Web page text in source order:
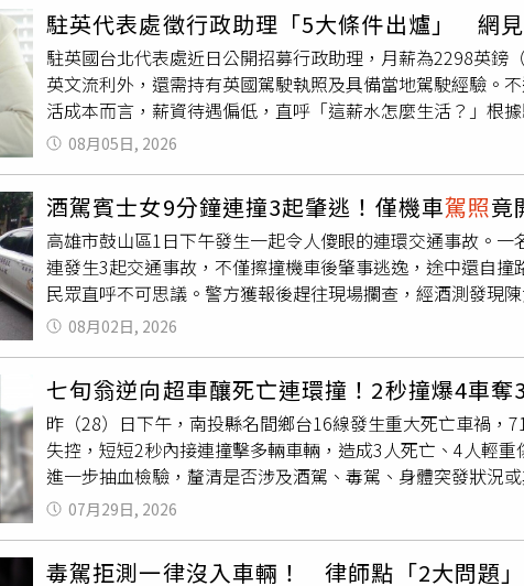
亡。警方依法對李男實施酒測，發現其酒測值竟高達 1.16
可處3萬元以上12萬元以下罰鍰外，並執行當場移置保管該
送偵辦。
駐英代表處徵行政助理「5大條件出爐」 網
駐英國台北代表處近日公開招募行政助理，月薪為2298英鎊
英文流利外，還需持有英國駕駛執照及具備當地駕駛經驗。
活成本而言，薪資待遇偏低，直呼「這薪水怎麼生活？」根
徵資格包括具中華民國國籍，並持有可合法在英國工作與居
英國簽證。此外，還須具備大學以上學歷、熟悉Windows
有當地駕駛經驗。工作內容則涵蓋行政庶務、人事管理及其
程聯繫、信件收發、接待室值勤，以及支援駕駛等工作，同
處表示，該職缺的上班時間為週一至週五上午9時至下午5時
月，並於報到1個月內繳交英國及中華民國的無犯罪紀錄證
水，遭不少網友質疑待遇過低，紛紛留言表示「是在請實習
企業」、「這還沒扣稅，在英國怎麼生活」、「乾脆找志工
家生活工資」（NationalLiving Wage）最低時薪為12.71英
多數網友認為，雖然該職缺薪資高於法定最低工資，但考量
待遇恐怕有待商榷。
08月05日, 2026
酒駕賓士女9分鐘連撞3起肇逃！僅機車駕照竟
高雄市鼓山區1日下午發生一起令人傻眼的連環交通事故。
連發生3起交通事故，不僅擦撞機車後肇事逃逸，途中還自
民眾直呼不可思議。警方獲報後趕往現場攔查，經酒測發現
持有普通機車駕照
，竟違規駕駛自小客車，依法遭移送偵辦
時53分，陳女駕車行經鼓山區明誠三路時，與同向行駛的
術東四路與美明路口失控撞上路旁大樓花盆，但仍未停車。
撞上停放於路旁的機車，形成短短9分鐘內連續3起事故的誇
酒測值高達1.19毫克，已嚴重超過法定標準，顯示其酒醉程
現，陳女除了酒後駕車外，還涉及肇事逃逸、不依規定處理
車等多項交通違規。依《道路交通管理處罰條例》相關規定
08月02日, 2026
七旬翁逆向超車釀死亡連環撞！2秒撞爆4車
昨（28）日下午，南投縣名間鄉台16線發生重大死亡車禍
失控，短短2秒內接連撞擊多輛車輛，造成3人死亡、4人輕
進一步抽血檢驗，釐清是否涉及酒駕、毒駕、身體突發狀況
駛銀色Toyota Wish休旅車，搭載72歲洪姓婦人及一名女乘
彎道時，疑為超越前方車輛跨越雙黃線，切回原車道時先
上黑色休旅車、小貨車及一輛重型機車，猛烈撞擊造成小貨
07月29日, 2026
毒駕拒測一律沒入車輛！ 律師點「2大問題